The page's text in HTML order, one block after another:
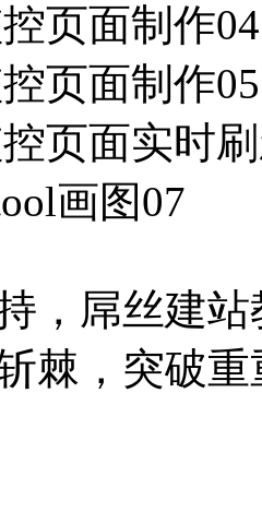
页面制作04
页面制作05
页面实时
画图07
，屌丝建
棘，突破